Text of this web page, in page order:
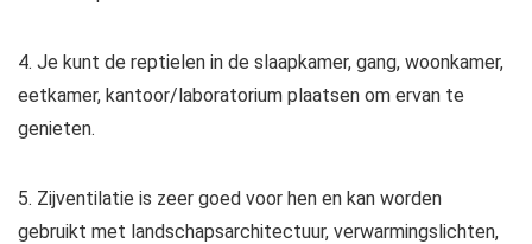
4. Je kunt de reptielen in de slaapkamer, gang, woonkamer,
eetkamer, kantoor/laboratorium plaatsen om ervan te
genieten.
5. Zijventilatie is zeer goed voor hen en kan worden
gebruikt met landschapsarchitectuur, verwarmingslichten,